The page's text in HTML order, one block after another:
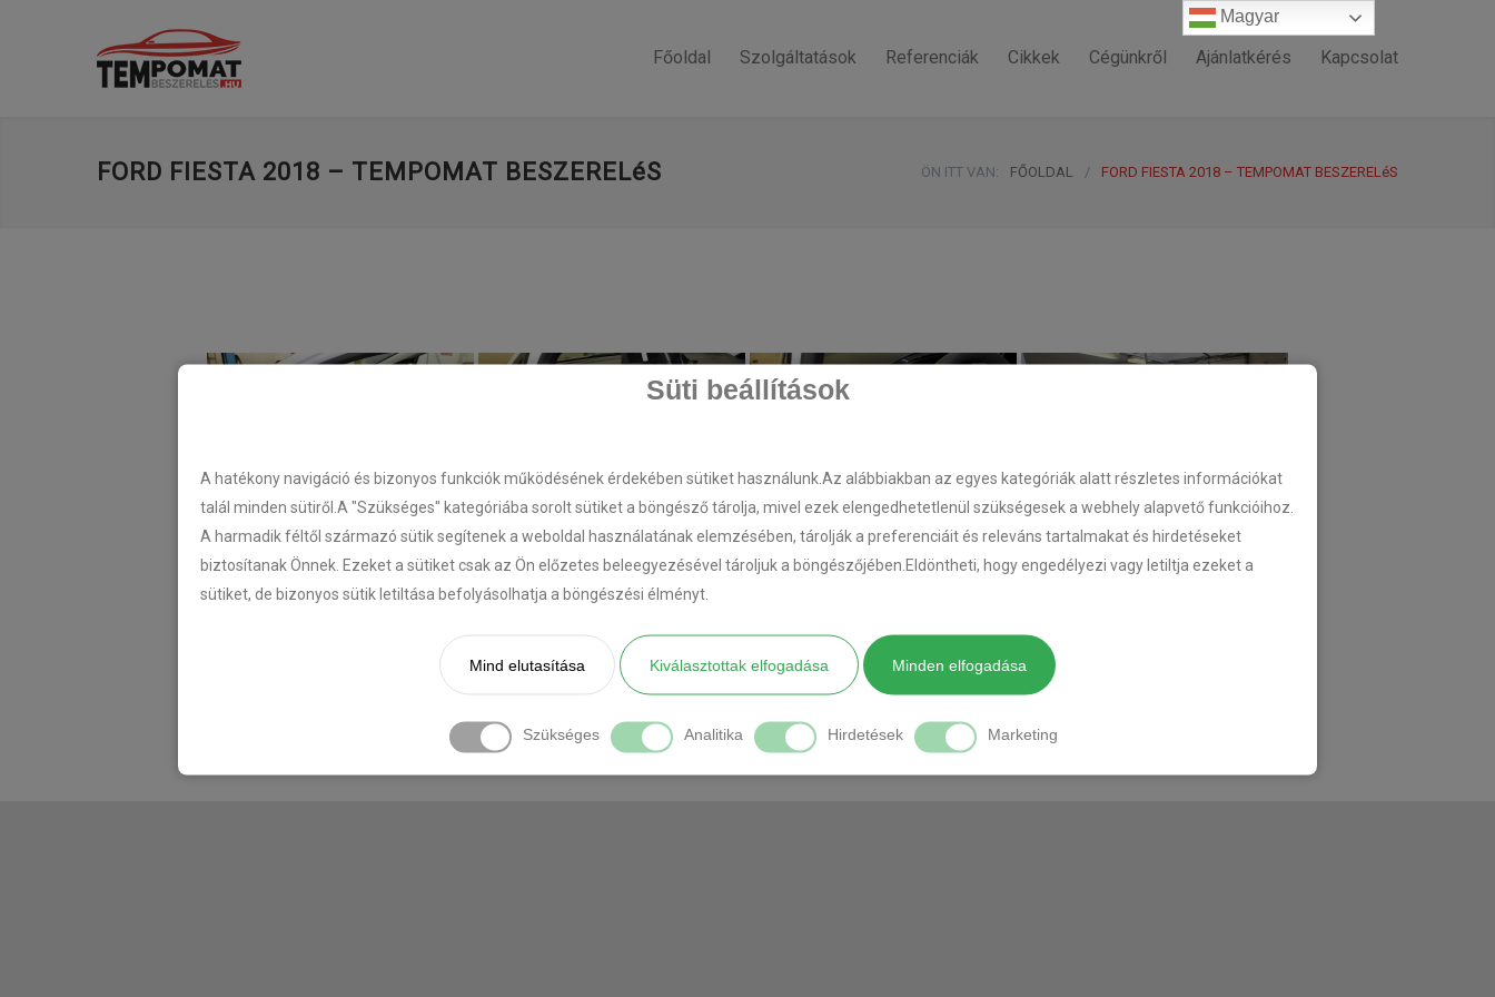
Süti beállítások
A hatékony navigáció és bizonyos funkciók működésének érdekében sütiket használunk.Az alábbiakban az egyes kategóriák alatt részletes információkat
talál minden sütiről.A "Szükséges" kategóriába sorolt sütiket a böngésző tárolja, mivel ezek elengedhetetlenül szükségesek a webhely alapvető funkcióihoz.
A harmadik féltől származó sütik segítenek a weboldal használatának elemzésében, tárolják a preferenciáit és releváns tartalmakat és hirdetéseket
biztosítanak Önnek. Ezeket a sütiket csak az Ön előzetes beleegyezésével tároljuk a böngészőjében.Eldöntheti, hogy engedélyezi vagy letiltja ezeket a
sütiket, de bizonyos sütik letiltása befolyásolhatja a böngészési élményt.
Mind elutasítása Kiválasztottak elfogadása Minden elfogadása
Szükséges Analitika Hirdetések Marketing
Főoldal Szolgáltatások Referenciák Cikkek Cégünkről Ajánlatkérés Kapcsolat
FORD FIESTA 2018 – TEMPOMAT BESZERELéS ÖN ITT VAN: FŐOLDAL / FORD FIESTA 2018 – TEMPOMAT BESZERELéS
[DIAVETÍTÉS INDÍTÁSA]
Minden jog fenntartva! © 2017-2026
Magyar